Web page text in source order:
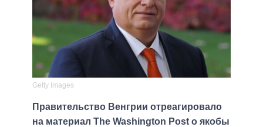
Getty Images
Правительство Венгрии отреагировало
на материал The Washington Post о якобы